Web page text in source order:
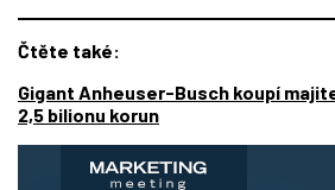
Čtěte také:
Gigant Anheuser-Busch koupí
2,5 bilionu korun